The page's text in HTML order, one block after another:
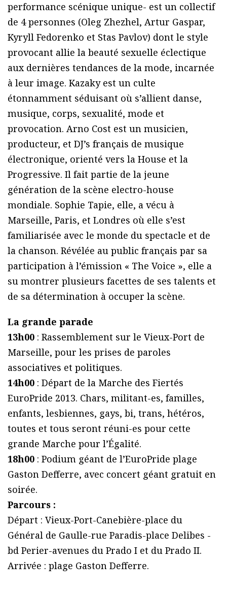
performance scénique unique- est un collectif
de 4 personnes (Oleg Zhezhel, Artur Gaspar,
Kyryll Fedorenko et Stas Pavlov) dont le style
provocant allie la beauté sexuelle éclectique
aux dernières tendances de la mode, incarnée
à leur image. Kazaky est un culte
étonnamment séduisant où s’allient danse,
musique, corps, sexualité, mode et
provocation. Arno Cost est un musicien,
producteur, et DJ’s français de musique
électronique, orienté vers la House et la
Progressive. Il fait partie de la jeune
génération de la scène electro-house
mondiale. Sophie Tapie, elle, a vécu à
Marseille, Paris, et Londres où elle s’est
familiarisée avec le monde du spectacle et de
la chanson. Révélée au public français par sa
participation à l’émission « The Voice », elle a
su montrer plusieurs facettes de ses talents et
de sa détermination à occuper la scène.
La grande parade
13h00 : Rassemblement sur le Vieux-Port de
Marseille, pour les prises de paroles
associatives et politiques.
14h00 : Départ de la Marche des Fiertés
EuroPride 2013. Chars, militant-es, familles,
enfants, lesbiennes, gays, bi, trans, hétéros,
toutes et tous seront réuni-es pour cette
grande Marche pour l’Égalité.
18h00 : Podium géant de l’EuroPride plage
Gaston Defferre, avec concert géant gratuit en
soirée.
Parcours :
Départ : Vieux-Port-Canebière-place du
Général de Gaulle-rue Paradis-place Delibes -
bd Perier-avenues du Prado I et du Prado II.
Arrivée : plage Gaston Defferre.